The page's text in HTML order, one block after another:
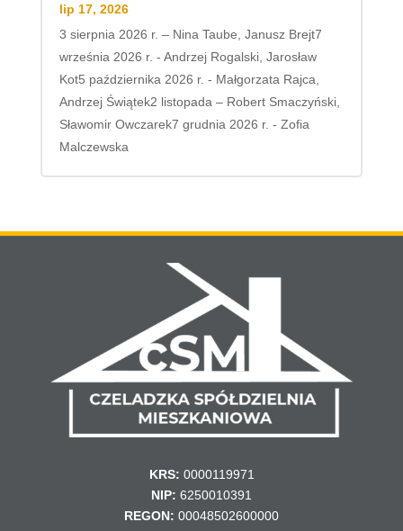
lip 17, 2026
3 sierpnia 2026 r. – Nina Taube, Janusz Brejt7
września 2026 r. - Andrzej Rogalski, Jarosław
Kot5 października 2026 r. - Małgorzata Rajca,
Andrzej Świątek2 listopada – Robert Smaczyński,
Sławomir Owczarek7 grudnia 2026 r. - Zofia
Malczewska
KRS: 0000119971
NIP: 6250010391
REGON: 00048502600000